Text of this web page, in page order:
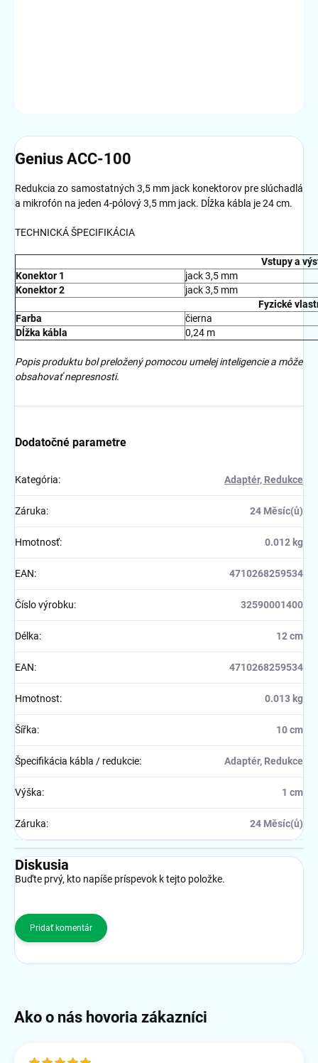
Genius ACC-100
Redukcia zo samostatných 3,5 mm jack konektorov pre slúchadlá
a mikrofón na jeden 4-pólový 3,5 mm jack. Dĺžka kábla je 24 cm.
TECHNICKÁ ŠPECIFIKÁCIA
Vstupy a
Konektor 1
jack 3,5 mm
Konektor 2
jack 3,5 mm
Fyzické
Farba
čierna
Dĺžka kábla
0,24 m
Popis produktu bol preložený pomocou umelej inteligencie a môže
obsahovať nepresnosti.
Dodatočné parametre
Kategória: Adaptér, Redukce
Záruka: 24 Měsíc(ů)
Hmotnosť: 0.012 kg
EAN: 4710268259534
Číslo výrobku: 32590001400
Délka: 12 cm
EAN: 4710268259534
Hmotnost: 0.013 kg
Šířka: 10 cm
Špecifikácia kábla / redukcie: Adaptér, Redukce
Výška: 1 cm
Záruka: 24 Měsíc(ů)
Diskusia
Buďte prvý, kto napíše príspevok k tejto položke.
Pridať komentár